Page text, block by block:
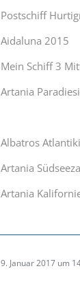
Postschiff
Aidaluna 2015
Mein Schiff 3
Artania
Albatros
Artania
Artania
9. Januar 2017 um